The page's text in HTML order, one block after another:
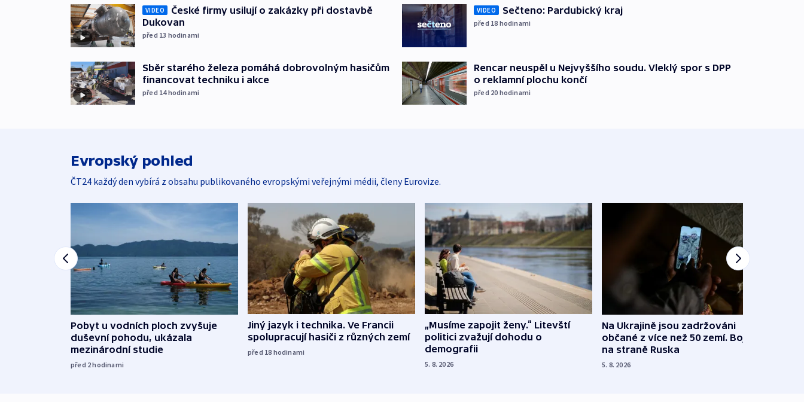
VIDEO
České firmy usilují o zakázky při dostavbě
Dukovan
před 13 hodinami
Sběr starého železa pomáhá dobrovolným hasičům
financovat techniku i akce
před 14hodinami
VIDEO Sečteno: Pardubický kraj
před 18 hodinami
Rencar neuspěl u Nejvyššího soudu. Vleklý spor s DPP
o reklamní plochu končí
před 20 hodinami
Evropský pohled
ČT24 každý den vybírá z obsahu publikovaného evropskými veřejnými médii, členy Eurovize.
Pobyt u vodních ploch zvyšuje
duševní pohodu, ukázala
mezinárodní studie
před 2hodinami
Jiný jazyk i technika. Ve Francii
spolupracují hasiči z různých zemí
před 18 hodinami
„Musíme zapojit ženy.“ Litevští
politici zvažují dohodu o
demografii
5. 8. 2026
Na Ukrajině jsou zadržováni
občané z více než 50 zemí. Bojovali
na straně Ruska
5. 8. 2026